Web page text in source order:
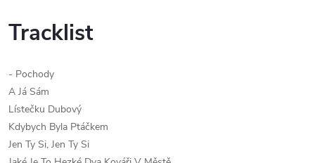
Tracklist
- Pochody
A Já Sám
Lístečku Dubový
Kdybych Byla Ptáčkem
Jen Ty Si, Jen Ty Si